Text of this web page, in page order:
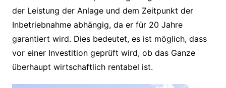
der Leistung der Anlage und dem Zeitpunkt der
Inbetriebnahme abhängig, da er für 20 Jahre
garantiert wird. Dies bedeutet, es ist möglich, dass
vor einer Investition geprüft wird, ob das Ganze
überhaupt wirtschaftlich rentabel ist.